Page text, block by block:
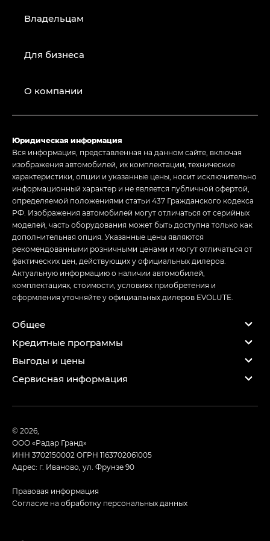
Владельцам
Для бизнеса
О компании
Юридическая информация
Вся информация, представленная на данном сайте, включая
изображения автомобилей, их комплектации, технические
характеристики, опции и указанные цены, носит исключительно
информационный характер и не является публичной офертой,
определяемой положениями статьи 437 Гражданского кодекса
РФ. Изображения автомобилей могут отличаться от серийных
моделей, часть оборудования может быть доступна только как
дополнительная опция. Указанные цены являются
рекомендованными розничными ценами и могут отличаться от
фактических цен, действующих у официальных дилеров.
Актуальную информацию о наличии автомобилей,
комплектациях, стоимости, условиях приобретения и
оформления уточняйте у официальных дилеров EVOLUTE.
Общее
Кредитные программы
Выгоды и цены
Сервисная информация
© 2026,
ООО «Радар Гранд»
ИНН 3702150002ОГРН 1163702061005
Адрес: г. Иваново, ул. Фрунзе 90
Правовая информация
Согласие на обработку персональных данных